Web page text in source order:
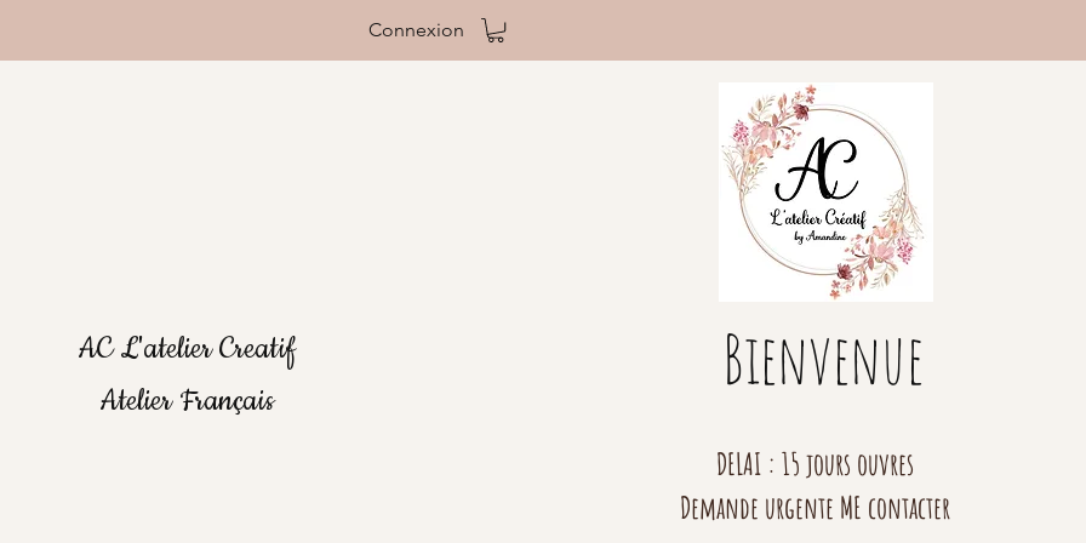
Connexion
Bienvenue
AC L'atelier Creatif
Atelier Français
DELAI : 15 jours ouvres
Demande urgente ME contacter